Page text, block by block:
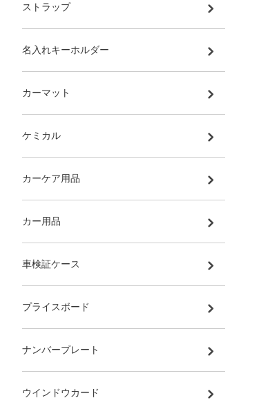
ストラップ
名入れキーホルダー
カーマット
ケミカル
カーケア用品
カー用品
車検証ケース
プライスボード
ナンバープレート
ウインドウカード